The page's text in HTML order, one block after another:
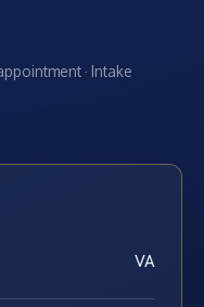
· Intake
VA